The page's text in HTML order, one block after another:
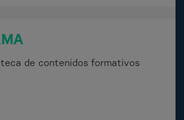
de contenidos formativos